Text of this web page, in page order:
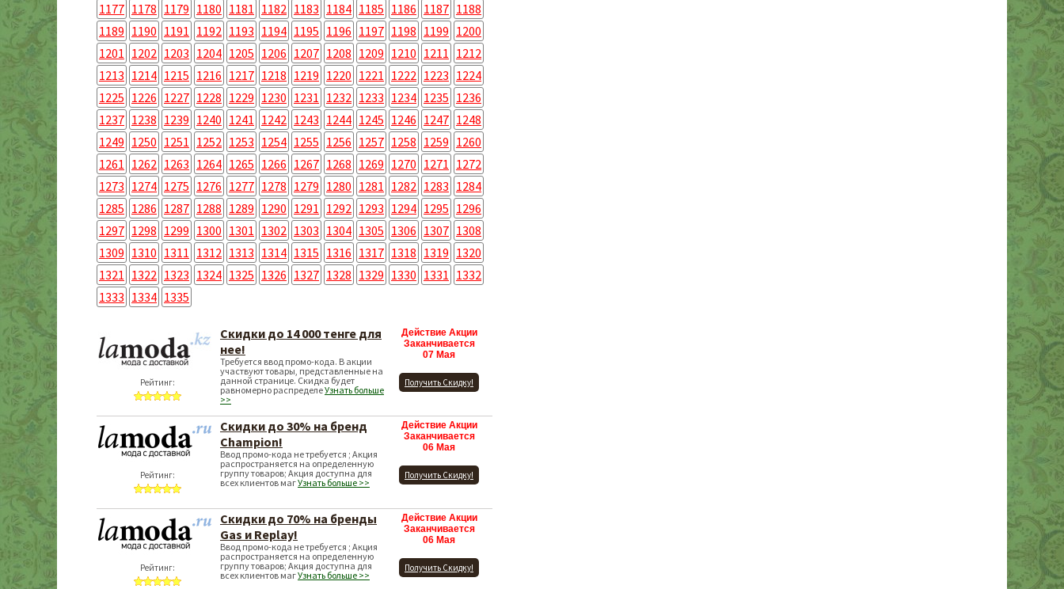
1177 1178 1179 1180 1181 1182 1183 1184 1185 1186 1187 1188
1189 1190 1191 1192 1193 1194 1195 1196 1197 1198 1199 1200
1201 1202 1203 1204 1205 1206 1207 1208 1209 1210 1211 1212
1213 1214 1215 1216 1217 1218 1219 1220 1221 1222 1223 1224
1225 1226 1227 1228 1229 1230 1231 1232 1233 1234 1235 1236
1237 1238 1239 1240 1241 1242 1243 1244 1245 1246 1247 1248
1249 1250 1251 1252 1253 1254 1255 1256 1257 1258 1259 1260
1261 1262 1263 1264 1265 1266 1267 1268 1269 1270 1271 1272
1273 1274 1275 1276 1277 1278 1279 1280 1281 1282 1283 1284
1285 1286 1287 1288 1289 1290 1291 1292 1293 1294 1295 1296
1297 1298 1299 1300 1301 1302 1303 1304 1305 1306 1307 1308
1309 1310 1311 1312 1313 1314 1315 1316 1317 1318 1319 1320
1321 1322 1323 1324 1325 1326 1327 1328 1329 1330 1331 1332
1333 1334 1335
Рейтинг:
Скидки до 14 000 тенге для
нее!
Требуется ввод промо-кода. В акции
участвуют товары, представленные на
данной странице. Скидка будет
равномерно распределеУзнать больше
>>
Действие Акции
Заканчивается
07 Мая
Получить Скидку!
Рейтинг:
Скидки до 30% на бренд
Champion!
Ввод промо-кода не требуется ; Акция
распространяется на определенную
группу товаров; Акция доступна для
всех клиентов магУзнать больше >>
Действие Акции
Заканчивается
06 Мая
Получить Скидку!
Рейтинг:
Скидки до 70% на бренды
Gas и Replay!
Ввод промо-кода не требуется ; Акция
распространяется на определенную
группу товаров; Акция доступна для
всех клиентов магУзнать больше >>
Действие Акции
Заканчивается
06 Мая
Получить Скидку!